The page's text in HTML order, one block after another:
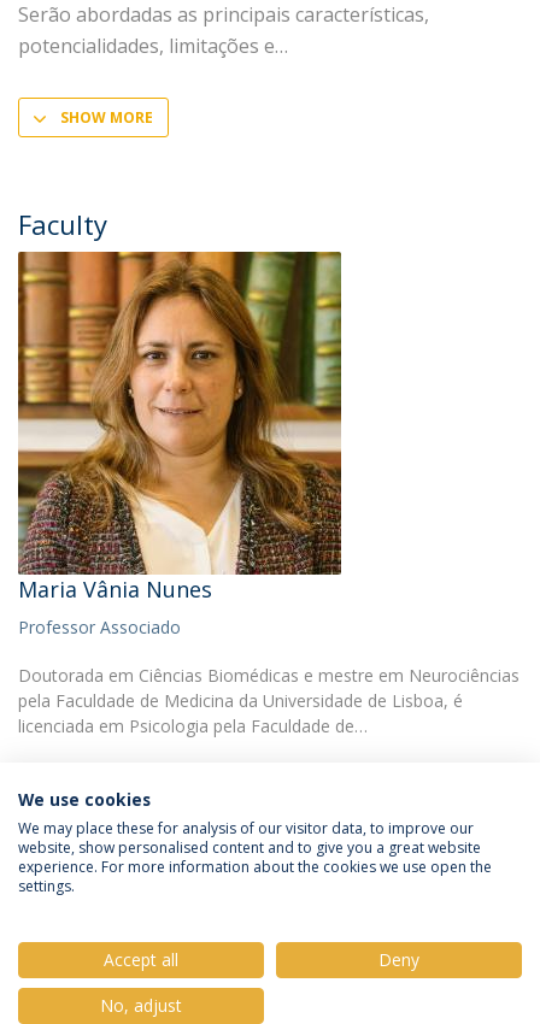
Serão abordadas as principais características,
potencialidades, limitações e
SHOW MORE
Faculty
Maria Vânia Nunes
Professor Associado
Doutorada em Ciências Biomédicas e mestre em Neurociências
pela Faculdade de Medicina da Universidade de Lisboa, é
licenciada em Psicologia pela Faculdade de…
Política de Privacidade
Termos e Condições
We use cookies
We may place these for analysis of our visitor data, to improve our
website, show personalised content and to give you a great website
experience. For more information about the cookies we use open the
settings.
Accept all
Deny
No, adjust